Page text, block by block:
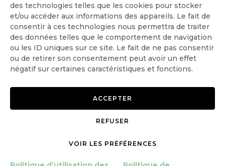
des technologies telles que les cookies pour stocker
et/ou accéder aux informations des appareils. Le fait de
consentir à ces technologies nous permettra de traiter
des données telles que le comportement de navigation
ou les ID uniques sur ce site. Le fait de ne pas consentir
ou de retirer son consentement peut avoir un effet
négatif sur certaines caractéristiques et fonctions.
ACCEPTER
REFUSER
VOIR LES PRÉFÉRENCES
Quotidienne
Hebdo
OK
Politique de confidentialité